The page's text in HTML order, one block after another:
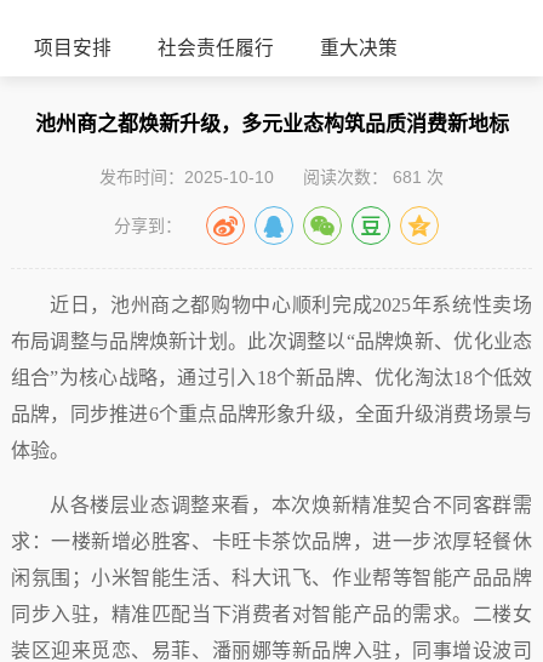
项目安排 社会责任履行 重大决策
池州商之都焕新升级，多元业态构筑品质消费新地标
发布时间：2025-10-10 阅读次数： 681 次
分享到：
近日，池州商之都购物中心顺利完成2025年系统性卖场
布局调整与品牌焕新计划。此次调整以“品牌焕新、优化业态
组合”为核心战略，通过引入18个新品牌、优化淘汰18个低效
品牌，同步推进6个重点品牌形象升级，全面升级消费场景与
体验。
从各楼层业态调整来看，本次焕新精准契合不同客群需
求：一楼新增必胜客、卡旺卡茶饮品牌，进一步浓厚轻餐休
闲氛围；小米智能生活、科大讯飞、作业帮等智能产品品牌
同步入驻，精准匹配当下消费者对智能产品的需求。二楼女
装区迎来觅恋、易菲、潘丽娜等新品牌入驻，同事增设波司